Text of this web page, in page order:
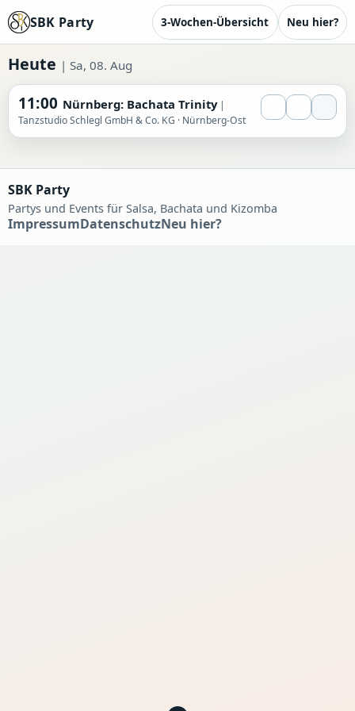
SBK Party 3-Wochen-Übersicht Neu hier?
Heute | Sa, 08. Aug
11:00 Nürnberg: Bachata Trinity
Tanzstudio Schlegl GmbH & Co. KG · Nürnberg-Ost
SBK Party
Partys und Events für Salsa, Bachata und Kizomba
ImpressumDatenschutzNeu hier?